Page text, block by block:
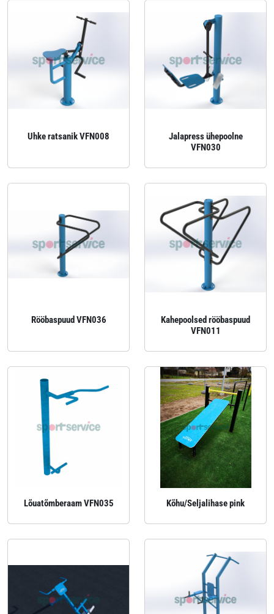
Uhke ratsanik VFN008
Jalapress ühepoolne
VFN030
Rööbaspuud VFN036
Kahepoolsed rööbaspuud
VFN011
Lõuatõmberaam VFN035 Kõhu/Seljalihase pink